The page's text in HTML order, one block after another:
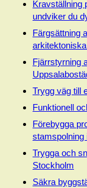
Kravställning
undviker du
Färgsättning
Fjärrstyrning
Trygg väg till
Funktionell
Förebygga
stamspolning
Trygga och
Stockholm
Säkra